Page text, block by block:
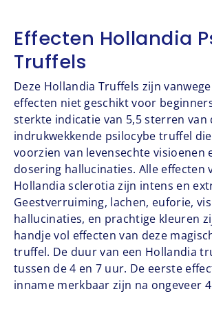
Effecten Hollandia
Truffels
Deze Hollandia Truffels zijn
effecten niet geschikt voor
sterkte indicatie van 5,5 sterren van
indrukwekkende psilocybe truffel
voorzien van levensechte visioenen
dosering hallucinaties. Alle effecten
Hollandia sclerotia zijn intens en
Geestverruiming, lachen, euforie,
hallucinaties, en prachtige kleuren
handje vol effecten van deze
truffel. De duur van een Hollandia
tussen de 4 en 7 uur. De eerste
inname merkbaar zijn na ongeveer